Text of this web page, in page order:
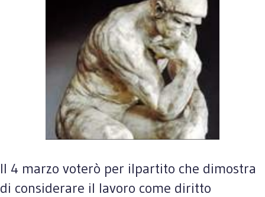
Il 4 marzo voterò per ilpartito che dimostra
di considerare il lavoro come diritto